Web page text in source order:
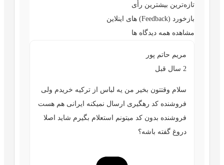
تازه‌ترین بیشترین رأی
بازخورد (Feedback) های اینلاین
مشاهده همه دیدگاه ها
مریم حاتم پور
2 سال قبل
سلام وقتتون بخیر من یه لباس از ترکیه خریدم ولی
فروشنده کد رهگیری ارسال نمیکنه ایرانی هم هست
فروشنده بدون کد میتونم استعلام بگیرم شاید اصلا
دروغ گفته باشه؟